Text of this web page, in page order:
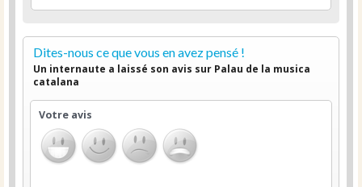
Dites-nous ce que vous en avez pensé !
Un internaute a laissé son avis sur Palau de la musica
catalana
Votre avis